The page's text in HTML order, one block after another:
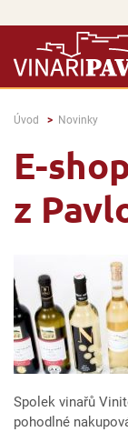
Úvod Novinky
E-
z
Spolek vinařů
pohodlné